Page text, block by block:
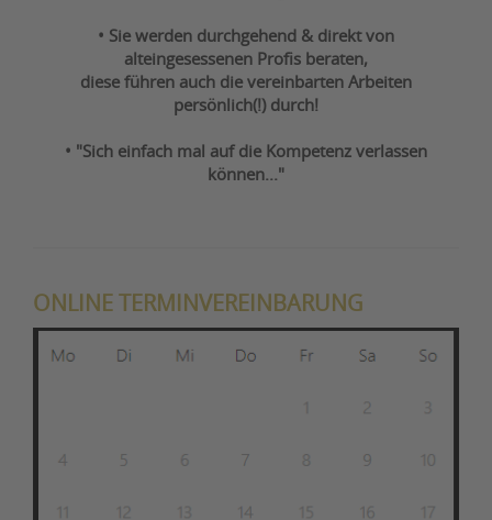
• Sie werden durchgehend & direkt von
alteingesessenen Profis beraten,
diese führen auch die vereinbarten Arbeiten
persönlich(!) durch!
• "Sich einfach mal auf die Kompetenz verlassen
können..."
ONLINE TERMINVEREINBARUNG